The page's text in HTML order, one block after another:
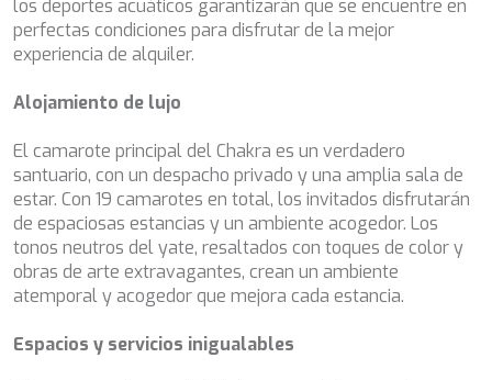
los deportes acuáticos garantizarán que se encuentre en
perfectas condiciones para disfrutar de la mejor
experiencia de alquiler.
Alojamiento de lujo
El camarote principal del Chakra es un verdadero
santuario, con un despacho privado y una amplia sala de
estar. Con 19 camarotes en total, los invitados disfrutarán
de espaciosas estancias y un ambiente acogedor. Los
tonos neutros del yate, resaltados con toques de color y
obras de arte extravagantes, crean un ambiente
atemporal y acogedor que mejora cada estancia.
Espacios y servicios inigualables
CAPRI I
CARMEN
CAROM
CATCH ME
CHAMPAGNE HIPPY
CHARADE
CHRISTINA O
CLASE AZUL
CLOUD ATLAS
CLOUD IX
CLOUDBREAK
CORE
el fin de introducir mejoras en función del análisis de los
datos de uso que hacen los usuarios del servicio. Permiten
guardar la información de preferencia del usuario para
mejorar la calidad de nuestros servicios y para ofrecer una
Estas cookies son utilizadas para almacenar información
sobre las preferencias y elecciones personales del usuario
a través de la observación continuada de sus hábitos de
navegación. Gracias a ellas, podemos conocer los hábitos
de navegación en el sitio web y mostrar publicidad
relacionada con el perfil de navegación del usuario.